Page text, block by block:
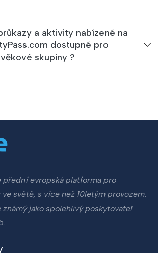
a aktivity nabízené na
dostupné pro
skupiny ?
přední evropská platforma pro
světě, s více než 10letým provozem.
známý jako spolehlivý poskytovatel